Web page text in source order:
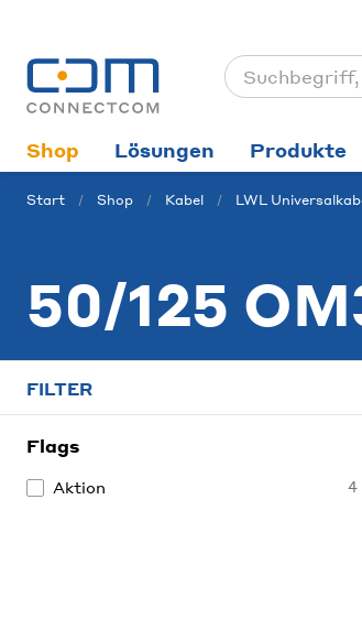
Shop Lösungen Produkte
Start Shop Kabel LWL
50/125
FILTER
Flags
Aktion 4